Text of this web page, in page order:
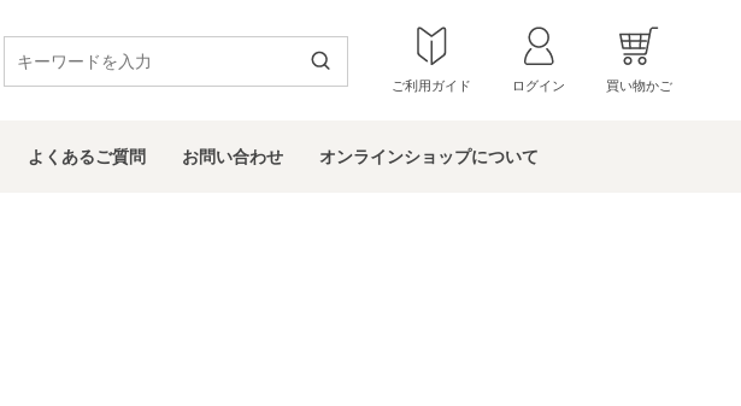
ご利用ガイド ログイン 買い物かご
よくあるご質問 お問い合わせ オンラインショップについて